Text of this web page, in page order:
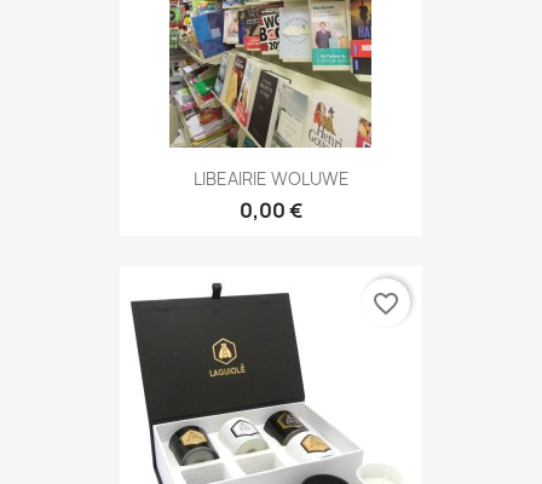
LIBEAIRIE WOLUWE
0,00 €
favorite_border